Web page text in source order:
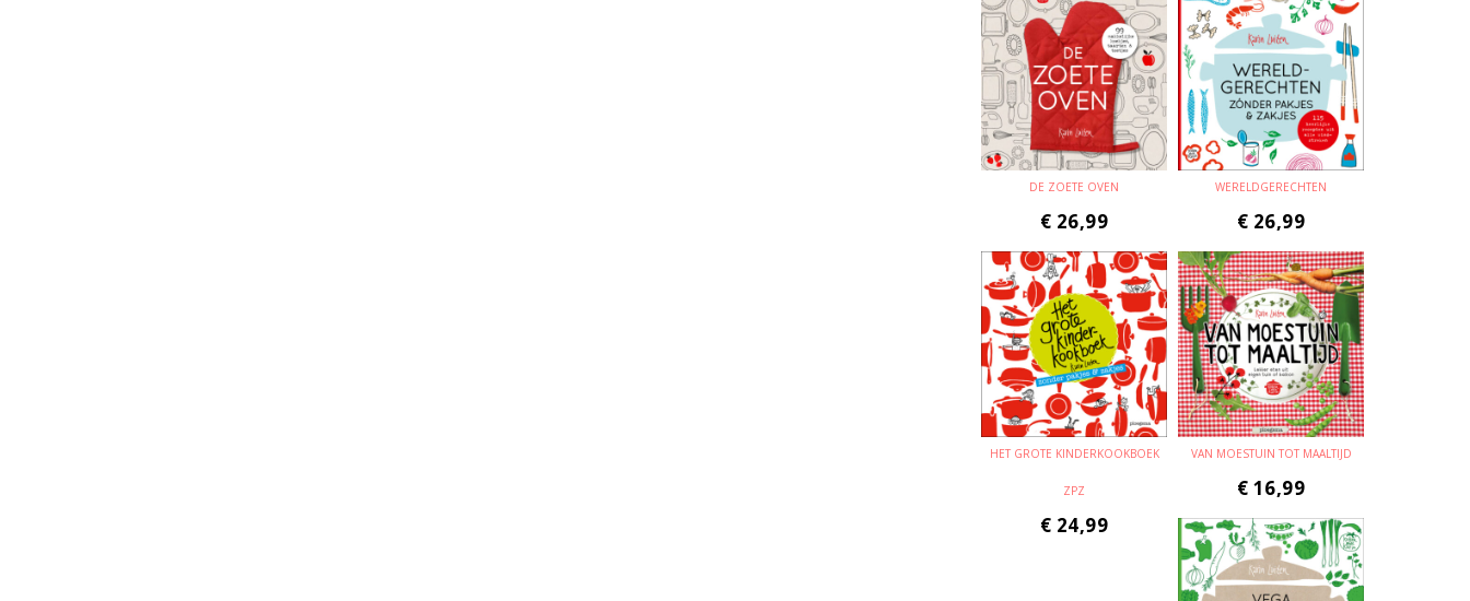
DE ZOETE OVEN
€ 26,99
WERELDGERECHTEN
€ 26,99
HET GROTE KINDERKOOKBOEK
ZPZ
€ 24,99
VAN MOESTUIN TOT MAALTIJD
€ 16,99